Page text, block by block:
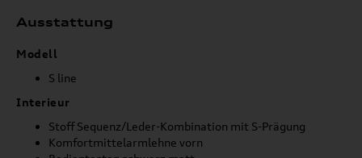
Ausstattung
Modell
S line
Interieur
Stoff Sequenz/Leder-Kombination mit S-Prägung
Komfortmittelarmlehne vorn